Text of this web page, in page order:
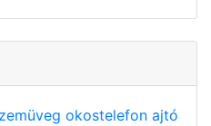
okostelefon ajtó